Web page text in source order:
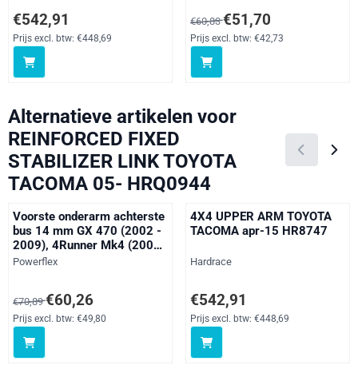
Prijs: 542,91, exclusief btw: 448,69
€542,91
Prijs excl. btw: €448,69
Fortuner Mk2, Hilux Models,
Innova Mk2, Land Cruiser
Prado J120, Land Cruiser
Prado J150, Tacoma Mk2,
straat
Van 60,83 voor 51,70, exclusief
€60,83€51,70
Prijs excl. btw: €42,73
Alternatieve artikelen voor
REINFORCED FIXED
STABILIZER LINK TOYOTA
TACOMA 05- HRQ0944
Voorste onderarm achterste
bus 14 mm GX 470 (2002 -
2009), 4Runner Mk4 (2002
- 2009), FJ Cruiser, Fortuner
Mk2, straat
Merk:
Powerflex
Van 70,89 voor 60,26, exclusief btw: 49,80
€70,89€60,26
Prijs excl. btw: €49,80
4X4 UPPER ARM TOYOTA
TACOMA apr-15 HR8747
Merk:
Hardrace
Prijs: 542,91, exclusief btw:
€542,91
Prijs excl. btw: €448,69